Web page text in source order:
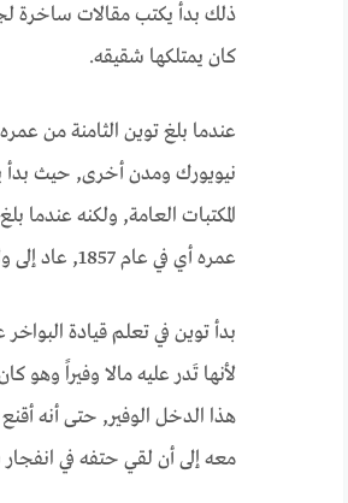
ذلك بدأ يكتب مقالات ساخرة
كان يمتلكها شقيقه.
عندما بلغ توين الثامنة من
نيويورك ومدن أخرى, حيث بدأ
المكتبات العامة, ولكنه عندما
عمره أي في عام 1857, عاد إلى ولاية ميزوري.
بدأ توين في تعلم قيادة
لأنها تَدر عليه مالا وفيراً وهو
هذا الدخل الوفير, حتى أنه
معه إلى أن لقي حتفه في انفجار